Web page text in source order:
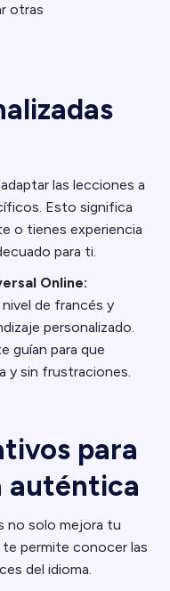
otras
las lecciones a
Esto significa
o tienes experiencia
para ti.
Online:
de francés y
personalizado.
guían para que
y sin frustraciones.
para
auténtica
no solo mejora tu
permite conocer las
del idioma.